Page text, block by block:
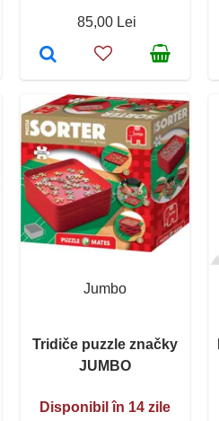
85,00 Lei
Jumbo
Tridiče puzzle značky
JUMBO
Disponibil în 14 zile